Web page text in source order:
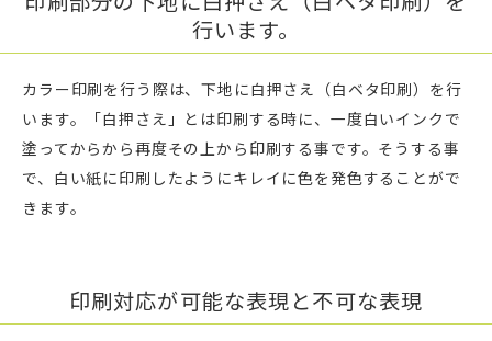
行います。
カラー印刷を行う際は、下地に白押さえ（白ベタ印刷）を行
います。「白押さえ」とは印刷する時に、一度白いインクで
塗ってからから再度その上から印刷する事です。そうする事
で、白い紙に印刷したようにキレイに色を発色することがで
きます。
印刷対応が可能な表現と不可な表現